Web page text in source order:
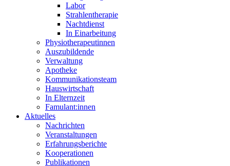
Labor
Strahlentherapie
Nachtdienst
In Einarbeitung
Physiotherapeutinnen
Auszubildende
Verwaltung
Apotheke
Kommunikationsteam
Hauswirtschaft
In Elternzeit
Famulant:innen
Aktuelles
Nachrichten
Veranstaltungen
Erfahrungsberichte
Kooperationen
Publikationen